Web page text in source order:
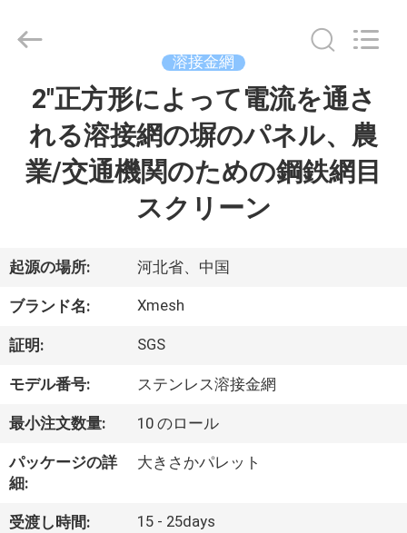
製
私
達
に
つ
い
工
2026
Reserved.
溶接金網
2"正方形によって電流を通さ
れる溶接網の塀のパネル、農
業/交通機関のための鋼鉄網目
スクリーン
起源の場所: 河北省、中国
ブランド名: Xmesh
証明: SGS
モデル番号: ステンレス溶接金網
最小注文数量: 10 のロール
パッケージの詳
細:
大きさかパレット
受渡し時間: 15 - 25days